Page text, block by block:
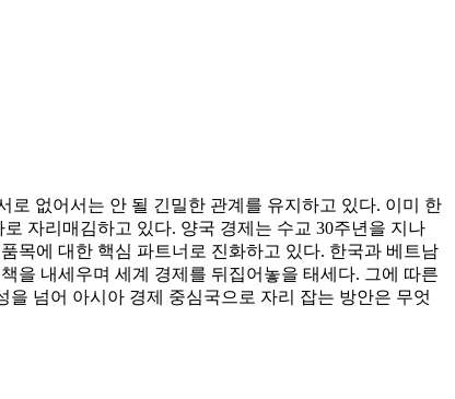
없어서는 안 될 긴밀한 관계를 유지하고 있다. 이미 한
자리매김하고 있다. 양국 경제는 수교 30주년을 지나
목에 대한 핵심 파트너로 진화하고 있다. 한국과 베트남
을 내세우며 세계 경제를 뒤집어놓을 태세다. 그에 따른
넘어 아시아 경제 중심국으로 자리 잡는 방안은 무엇